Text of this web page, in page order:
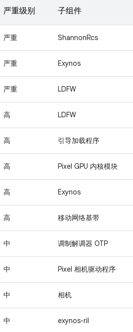
严重级别 子组件
严重 ShannonRcs
严重 Exynos
严重 LDFW
高 LDFW
高 引导加载程序
高 Pixel GPU 内核模块
高 Exynos
高 移动网络基带
中 调制解调器 OTP
中 Pixel 相机驱动程序
中 相机
中 exynos-ril